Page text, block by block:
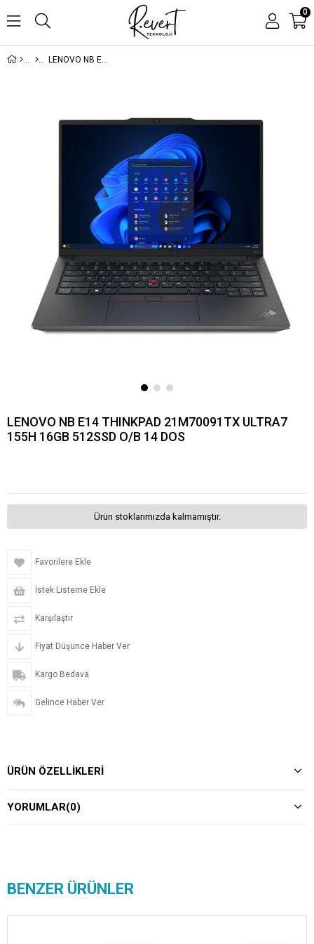
0
LENOVO NB E14 THINKPAD 21M70091TX ULTRA7 155H 16GB 512SSD O/B 14 DOS
LENOVO NB E14 THINKPAD 21M70091TX ULTRA7
155H 16GB 512SSD O/B 14 DOS
Ürün stoklarımızda kalmamıştır.
Favorilere Ekle
İstek Listeme Ekle
Karşılaştır
Fiyat Düşünce Haber Ver
Kargo Bedava
Gelince Haber Ver
ÜRÜN ÖZELLIKLERI
YORUMLAR(0)
BENZER ÜRÜNLER